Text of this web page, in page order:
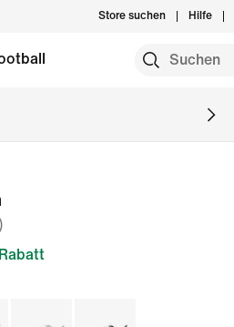
Store suchen Hilfe